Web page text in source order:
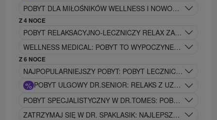
POBYT DLA MIŁOŚNIKÓW WELLNESS I NOWOCZESNEGO
Z 4 NOCE
POBYT RELAKSACYJNO-LECZNICZY RELAX
WELLNESS MEDICAL: POBYT TO WYPOCZYNEK I RELAKS
Z 6 NOCE
NAJPOPULARNIEJSZY POBYT: POBYT LECZNICZY
% POBYT ULGOWY DR.SENIOR: RELAKS Z
POBYT SPECJALISTYCZNY W DR.TOMES: POBYT
ZATRZYMAJ SIĘ W DR. SPAKLASIK: NAJLEPSZE Z